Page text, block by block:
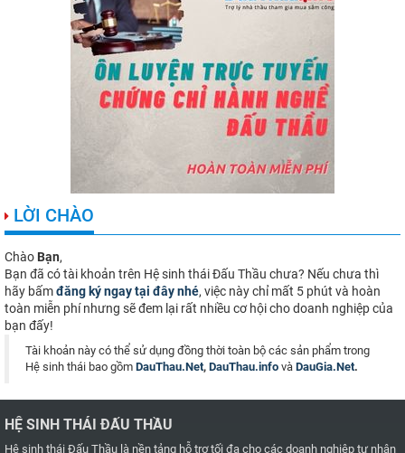
LỜI CHÀO
Chào Bạn,
Bạn đã có tài khoản trên Hệ sinh thái Đấu Thầu chưa? Nếu chưa thì
hãy bấmđăng ký ngay tại đây nhé, việc này chỉ mất 5 phút và hoàn
toàn miễn phí nhưng sẽ đem lại rất nhiều cơ hội cho doanh nghiệp của
bạn đấy!
Tài khoản này có thể sử dụng đồng thời toàn bộ các sản phẩm trong
Hệ sinh thái bao gồm DauThau.Net, DauThau.info và DauGia.Net.
HỆ SINH THÁI ĐẤU THẦU
Hệ sinh thái Đấu Thầu là nền tảng hỗ trợ tối đa cho các doanh nghiệp tư nhân